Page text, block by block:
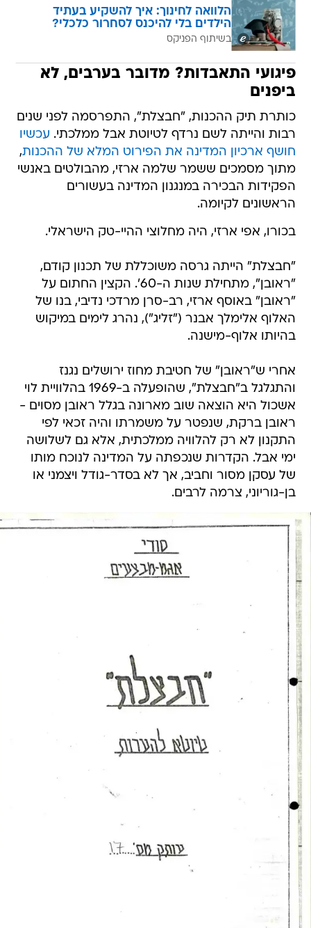
הלוואה לחינוך: איך להשקיע בעתיד
הילדים בלי להיכנס לסחרור כלכלי?
בשיתוף הפניקס
פיגועי התאבדות? מדובר בערבים, לא
ביפנים
כותרת תיק ההכנות, "חבצלת", התפרסמה לפני שנים
רבות והייתה לשם נרדף לטיוטת אבל ממלכתי. עכשיו
חושף ארכיון המדינה את הפירוט המלא של ההכנות,
מתוך מסמכים ששמר שלמה ארזי, מהבולטים באנשי
הפקידות הבכירה במנגנון המדינה בעשורים
הראשונים לקיומה.
בכורו, אפי ארזי, היה מחלוצי ההיי-טק הישראלי.
"חבצלת" הייתה גרסה משוכללת של תכנון קודם,
"ראובן", מתחילת שנות ה-60'. הקצין החתום על
"ראובן" באוסף ארזי, רב-סרן מרדכי נדיבי, בנו של
האלוף אלימלך אבנר ("זליג"), נהרג לימים במיקוש
בהיותו אלוף-מישנה.
אחרי ש"ראובן" של חטיבת מחוז ירושלים נגנז
והתגלגל ב"חבצלת", שהופעלה ב-1969 בהלוויית לוי
אשכול היא הוצאה שוב מארונה בגלל ראובן מסוים -
ראובן ברקת, שנפטר על משמרתו והיה זכאי לפי
התקנון לא רק להלוויה ממלכתית, אלא גם לשלושה
ימי אבל. הקדרות שנכפתה על המדינה לנוכח מותו
של עסקן מסור וחביב, אך לא בסדר-גודל ויצמני או
בן-גוריוני, צרמה לרבים.